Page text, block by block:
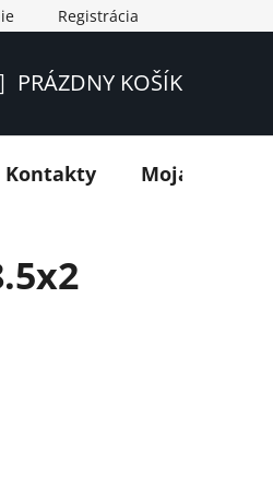
Registrácia
KOŠÍK
PRÁZDNY KOŠÍK
Kontakty Moja